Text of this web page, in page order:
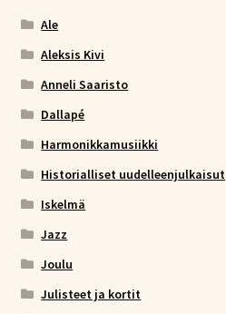
Ale
Aleksis Kivi
Anneli Saaristo
Dallapé
Harmonikkamusiikki
Historialliset uudelleenjulkaisut
Iskelmä
Jazz
Joulu
Julisteet ja kortit